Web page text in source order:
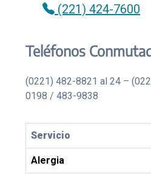
(221) 424-7600
Teléfonos
(0221) 482-8821 al 24 –
0198 / 483-9838
Servicio
Alergia